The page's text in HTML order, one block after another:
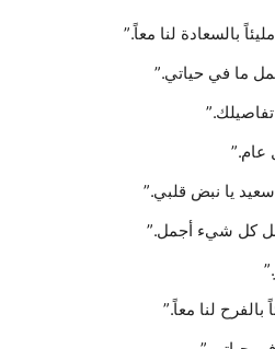
ما في حياتي.”
عام.”
يا نبض قلبي.”
كل شيء أجمل.”
لنا معاً.”